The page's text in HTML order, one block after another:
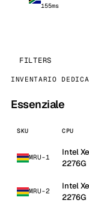
155ms
FILTERS
INVENTARIO
Essenziale
SKU CPU
MRU-1
Intel
2276G
MRU-2
Intel
2276G